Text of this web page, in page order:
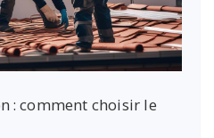
: comment choisir le